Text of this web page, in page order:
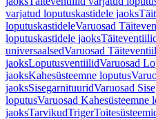
varjatud loputuskastidele jaoks
loputuskastideleVaruosad
loputuskastidele jaoks
universaalsedVaruosad
jaoksLoputusventiilidVaruosad
jaoksKahesüsteemne loputus
jaoksSisegarnituuridVaruosad
loputusVaruosad Kahesüsteemne
jaoksTarvikudTriger